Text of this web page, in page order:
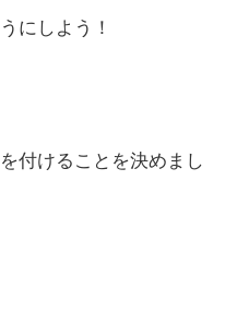
にしよう！
付けることを決めまし